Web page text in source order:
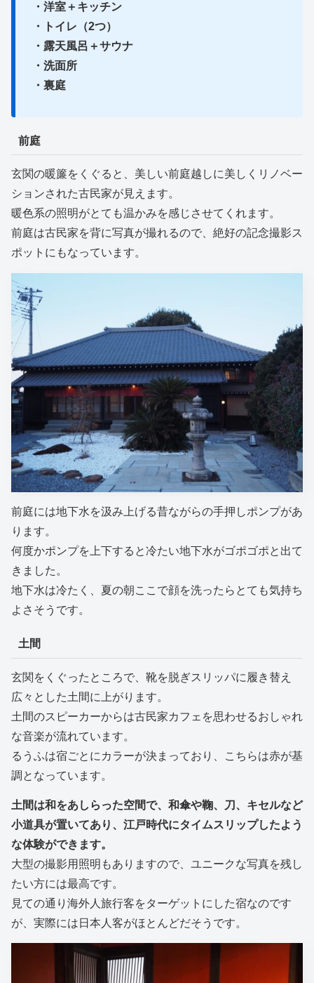
・洋室＋キッチン
・トイレ（2つ）
・露天風呂＋サウナ
・洗面所
・裏庭
前庭
玄関の暖簾をくぐると、美しい前庭越しに美しくリノベー
ションされた古民家が見えます。
暖色系の照明がとても温かみを感じさせてくれます。
前庭は古民家を背に写真が撮れるので、絶好の記念撮影ス
ポットにもなっています。
前庭には地下水を汲み上げる昔ながらの手押しポンプがあ
ります。
何度かポンプを上下すると冷たい地下水がゴポゴポと出て
きました。
地下水は冷たく、夏の朝ここで顔を洗ったらとても気持ち
よさそうです。
土間
玄関をくぐったところで、靴を脱ぎスリッパに履き替え
広々とした土間に上がります。
土間のスピーカーからは古民家カフェを思わせるおしゃれ
な音楽が流れています。
るうふは宿ごとにカラーが決まっており、こちらは赤が基
調となっています。
土間は和をあしらった空間で、和傘や鞠、刀、キセルなど
小道具が置いてあり、江戸時代にタイムスリップしたよう
な体験ができます。
大型の撮影用照明もありますので、ユニークな写真を残し
たい方には最高です。
見ての通り海外人旅行客をターゲットにした宿なのです
が、実際には日本人客がほとんどだそうです。